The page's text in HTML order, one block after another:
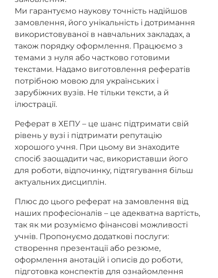
Ми гарантуємо наукову точність надійшов
замовлення, його унікальність і дотримання
використовуваної в навчальних закладах, а
також порядку оформлення. Працюємо з
темами з нуля або частково готовими
текстами. Надамо виготовлення рефератів
потрібною мовою для українських і
зарубіжних вузів. Не тільки тексти, а й
ілюстрації.
Реферат в ХЕПУ – це шанс підтримати свій
рівень у вузі і підтримати репутацію
хорошого учня. При цьому ви знаходите
спосіб заощадити час, використавши його
для роботи, відпочинку, підтягування більш
актуальних дисциплін.
Плюс до цього реферат на замовлення від
наших професіоналів – це адекватна вартість,
так як ми розуміємо фінансові можливості
учнів. Пропонуємо додаткові послуги:
створення презентації або резюме,
оформлення анотацій і описів до роботи,
підготовка конспектів для ознайомлення